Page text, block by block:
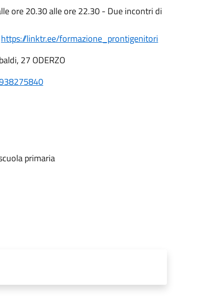
ore 20.30 alle ore 22.30 - Due incontri di
https://linktr.ee/formazione_prontigenitori
27 ODERZO
primaria